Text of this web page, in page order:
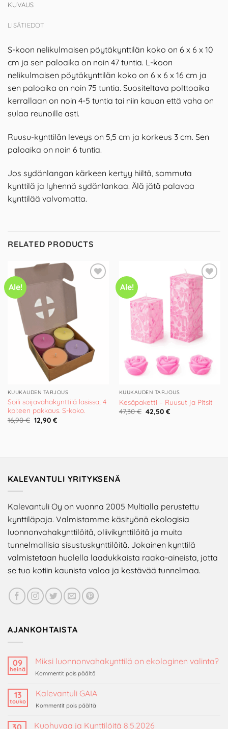
KUVAUS
LISÄTIEDOT
S-koon nelikulmaisen pöytäkynttilän koko on 6 x 6 x 10
cm ja sen paloaika on noin 47 tuntia. L-koon
nelikulmaisen pöytäkynttilän koko on 6 x 6 x 16 cm ja
sen paloaika on noin 75 tuntia. Suositeltava polttoaika
kerrallaan on noin 4-5 tuntia tai niin kauan että vaha on
sulaa reunoille asti.
Ruusu-kynttilän leveys on 5,5 cm ja korkeus 3 cm. Sen
paloaika on noin 6 tuntia.
Jos sydänlangan kärkeen kertyy hiiltä, sammuta
kynttilä ja lyhennä sydänlankaa. Älä jätä palavaa
kynttilää valvomatta.
RELATED PRODUCTS
Ale!
KUUKAUDEN TARJOUS
Soili soijavahakynttilä lasissa, 4
kpl:een pakkaus. S-koko.
16,90€ Alkuperäinen
hinta
12,90 €Nykyinen
Ale!
Add to
Wishlist
KUUKAUDEN TARJOUS
Kesäpaketti – Ruusut ja Pitsit
47,30€ Alkuperäinen
hinta
42,50 €Nykyinen
KALEVANTULI YRITYKSENÄ
Kalevantuli Oy on vuonna 2005 Multialla perustettu
kynttiläpaja. Valmistamme käsityönä ekologisia
luonnonvahakynttilöitä, oliivikynttilöitä ja muita
tunnelmallisia sisustuskynttilöitä. Jokainen kynttilä
valmistetaan huolella laadukkaista raaka-aineista, jotta
se tuo kotiin kaunista valoa ja kestävää tunnelmaa.
AJANKOHTAISTA
09
heinä
Miksi luonnonvahakynttilä on ekologinen valinta?
Kommentit pois päältä
luonnonvahakynttilä
on
ekologinen
13
touko
Kalevantuli GAIA
Kommentit pois päältä
GAIA
30 Kuohuvaa ja Kynttilöitä 8.5.2026